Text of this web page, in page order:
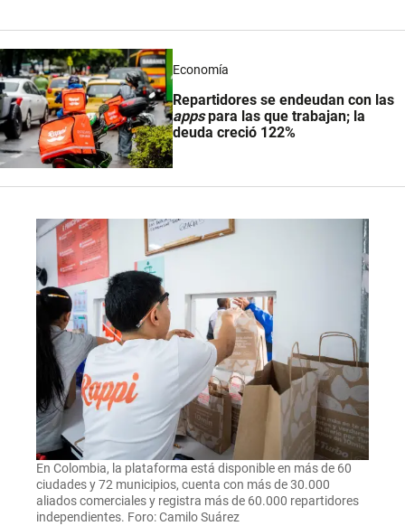
Economía
Repartidores se endeudan con las
appspara las que trabajan; la
deuda creció 122%
En Colombia, la plataforma está disponible en más de 60
ciudades y 72 municipios, cuenta con más de 30.000
aliados comerciales y registra más de 60.000 repartidores
independientes. Foro: Camilo Suárez